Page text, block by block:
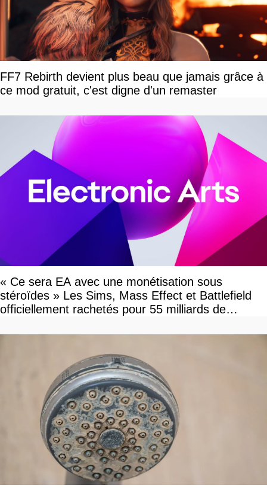
FF7 Rebirth devient plus beau que jamais grâce à
ce mod gratuit, c'est digne d'un remaster
« Ce sera EA avec une monétisation sous
stéroïdes » Les Sims, Mass Effect et Battlefield
officiellement rachetés pour 55 milliards de